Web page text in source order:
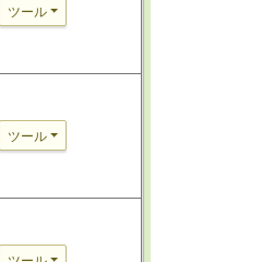
ツール
ツール